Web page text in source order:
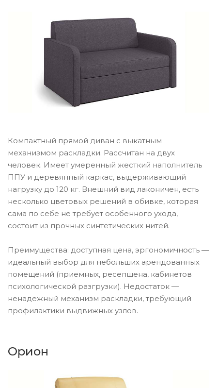
Компактный прямой диван с выкатным
механизмом раскладки. Рассчитан на двух
человек. Имеет умеренный жесткий наполнитель
ППУ и деревянный каркас, выдерживающий
нагрузку до 120 кг. Внешний вид лаконичен, есть
несколько цветовых решений в обивке, которая
сама по себе не требует особенного ухода,
состоит из прочных синтетических нитей.
Преимущества: доступная цена, эргономичность —
идеальный выбор для небольших арендованных
помещений (приемных, ресепшена, кабинетов
психологической разгрузки). Недостаток —
ненадежный механизм раскладки, требующий
профилактики выдвижных узлов.
Орион